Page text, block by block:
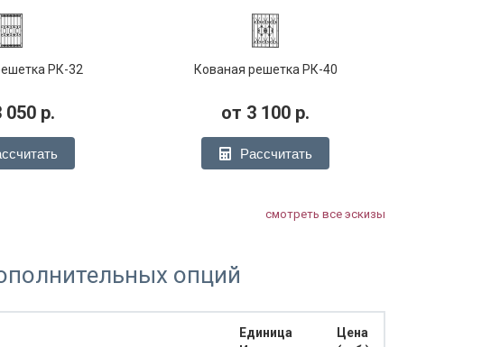
РК-32
050 р.
Кованая решетка РК-40
от 3 100 р.
Рассчитать
смотреть все эскизы
опций
Единица
Цена